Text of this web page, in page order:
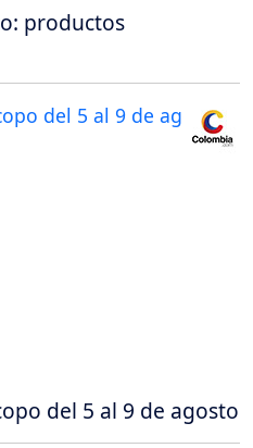
productos
del 5 al 9 de agosto